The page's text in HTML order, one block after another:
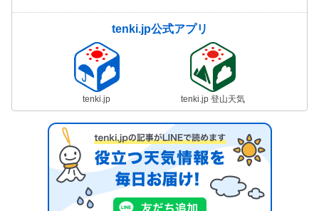
tenki.jp公式アプリ
tenki.jp tenki.jp 登山天気